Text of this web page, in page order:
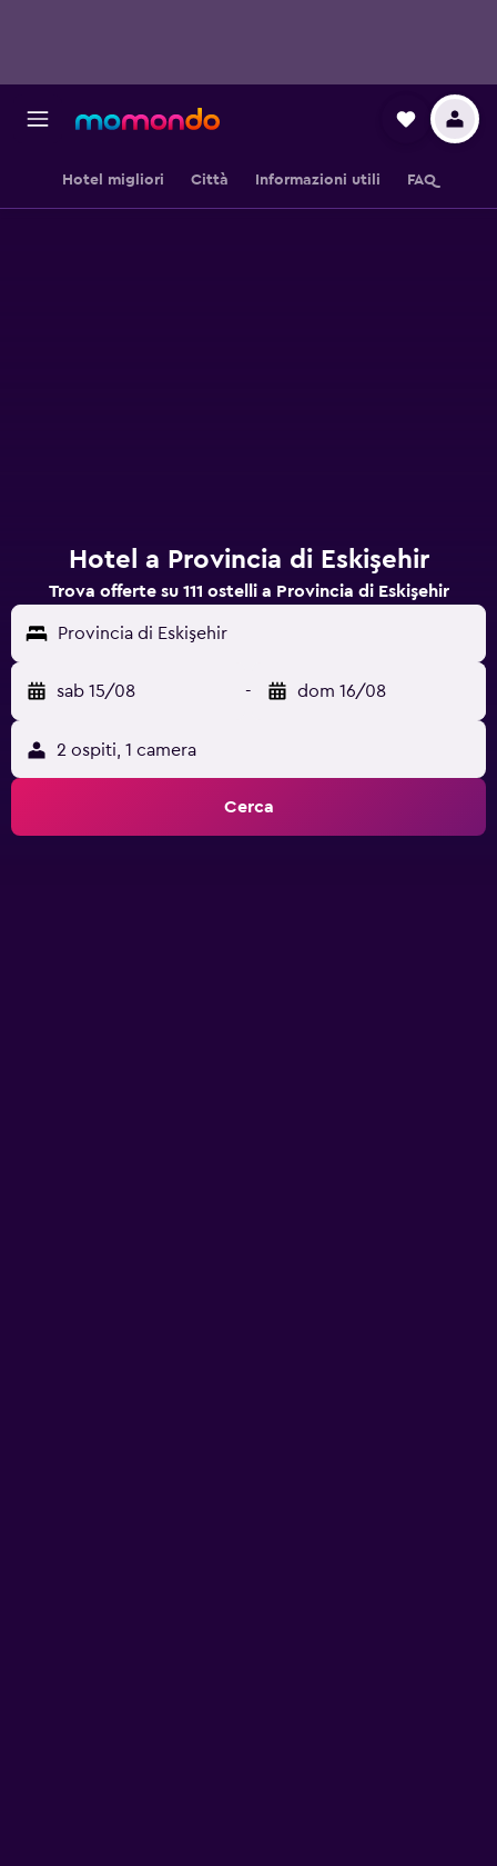
Hotel migliori Città Informazioni utili FAQ
Hotel a Provincia di Eskişehir
Trova offerte su 111 ostelli a Provincia di Eskişehir
Provincia di Eskişehir
sab 15/08 - dom 16/08
2 ospiti, 1 camera
Cerca